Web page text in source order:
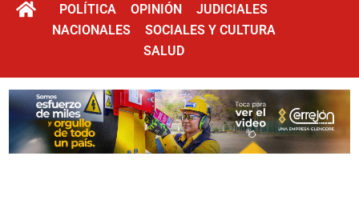
POLÍTICA OPINIÓN
JUDICIALES
NACIONALES
SOCIALES Y CULTURA
SALUD